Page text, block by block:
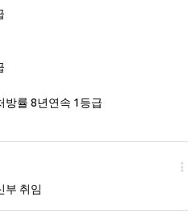
방률 8년연속 1등급
부 취임